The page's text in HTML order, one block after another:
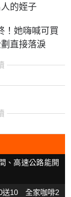
的姪子
！她嗨喊可買
直接落淚
、高速公路能開
送10 全家咖啡2